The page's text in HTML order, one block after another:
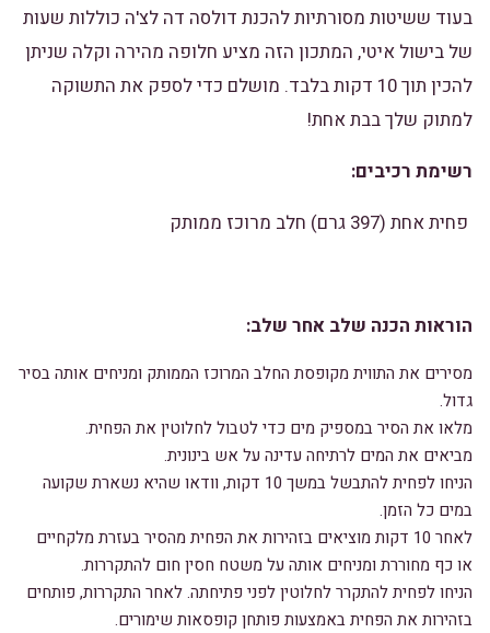
בעוד ששיטות מסורתיות להכנת דולסה דה לצ'ה כוללות שעות
של בישול איטי, המתכון הזה מציע חלופה מהירה וקלה שניתן
להכין תוך 10 דקות בלבד. מושלם כדי לספק את התשוקה
למתוק שלך בבת אחת!
רשימת רכיבים:
פחית אחת (397 גרם) חלב מרוכז ממותק
הוראות הכנה שלב אחר שלב:
מסירים את התווית מקופסת החלב המרוכז הממותק ומניחים אותה בסיר
גדול.
מלאו את הסיר במספיק מים כדי לטבול לחלוטין את הפחית.
מביאים את המים לרתיחה עדינה על אש בינונית.
הניחו לפחית להתבשל במשך 10 דקות, וודאו שהיא נשארת שקועה
במים כל הזמן.
לאחר 10 דקות מוציאים בזהירות את הפחית מהסיר בעזרת מלקחיים
או כף מחוררת ומניחים אותה על משטח חסין חום להתקררות.
הניחו לפחית להתקרר לחלוטין לפני פתיחתה. לאחר התקררות, פותחים
בזהירות את הפחית באמצעות פותחן קופסאות שימורים.